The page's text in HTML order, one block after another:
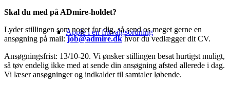
Apple i en fritvalgsordning
Skal du med på ADmire-holdet?
Lyder stillingen som noget for dig, så send os meget gerne en
ansøgning på mail:job@admire.dk hvor du vedlægger dit CV.
Ansøgningsfrist: 13/10-20. Vi ønsker stillingen besat hurtigst muligt,
så tøv endelig ikke med at sende din ansøgning afsted allerede i dag.
Vi læser ansøgninger og indkalder til samtaler løbende.